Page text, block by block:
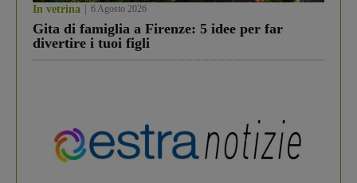
In vetrina 6 Agosto 2026
Gita di famiglia a Firenze: 5 idee per far
divertire i tuoi figli